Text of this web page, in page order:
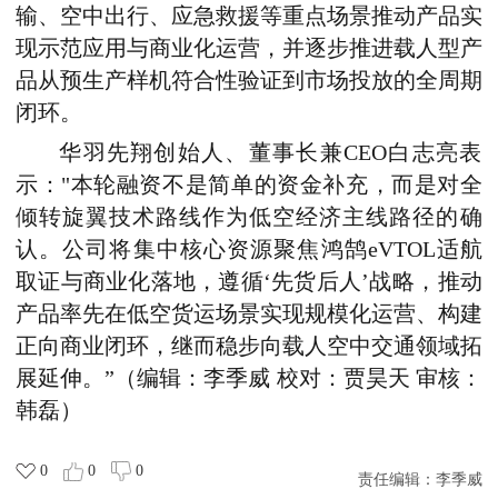
输、空中出行、应急救援等重点场景推动产品实
现示范应用与商业化运营，并逐步推进载人型产
品从预生产样机符合性验证到市场投放的全周期
闭环。
华羽先翔创始人、董事长兼CEO白志亮表
示： "本轮融资不是简单的资金补充，而是对全
倾转旋翼技术路线作为低空经济主线路径的确
认。公司将集中核心资源聚焦鸿鹄eVTOL适航
取证与商业化落地，遵循‘先货后人’战略，推动
产品率先在低空货运场景实现规模化运营、构建
正向商业闭环，继而稳步向载人空中交通领域拓
展延伸。” （编辑：李季威 校对：贾昊天 审核：
韩磊）
0 0 0
责任编辑： 李季威